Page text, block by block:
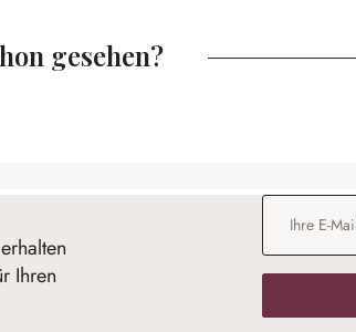
gesehen?
Ihren
E-Mail-Adresse